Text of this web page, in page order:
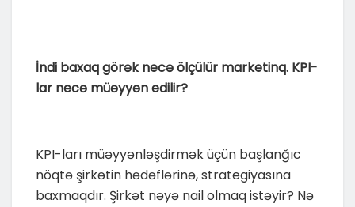
İndi baxaq görək necə ölçülür marketinq. KPI-
lar necə müəyyən edilir?
KPI-ları müəyyənləşdirmək üçün başlanğıc
nöqtə şirkətin hədəflərinə, strategiyasına
baxmaqdır. Şirkət nəyə nail olmaq istəyir? Nə